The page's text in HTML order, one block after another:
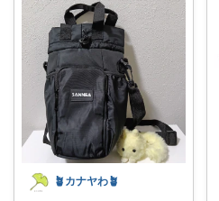
🪴カナヤわ🪴